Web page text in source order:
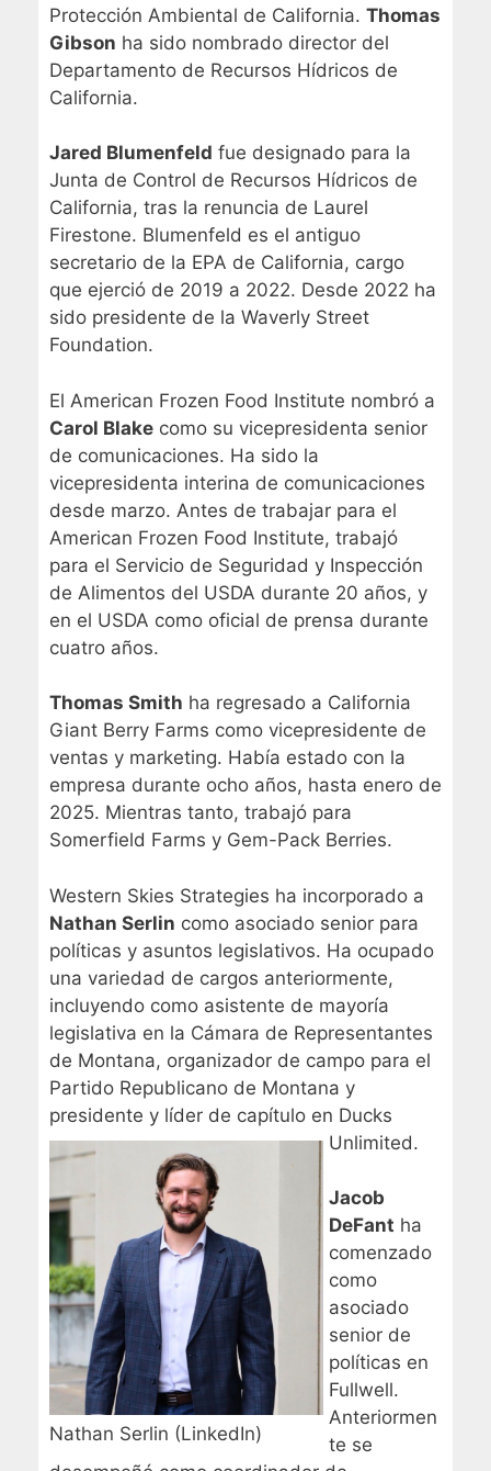
Protección Ambiental de California. Thomas
Gibson ha sido nombrado director del
Departamento de Recursos Hídricos de
California.
Jared Blumenfeld fue designado para la
Junta de Control de Recursos Hídricos de
California, tras la renuncia de Laurel
Firestone. Blumenfeld es el antiguo
secretario de la EPA de California, cargo
que ejerció de 2019 a 2022. Desde 2022 ha
sido presidente de la Waverly Street
Foundation.
El American Frozen Food Institute nombró a
Carol Blake como su vicepresidenta senior
de comunicaciones. Ha sido la
vicepresidenta interina de comunicaciones
desde marzo. Antes de trabajar para el
American Frozen Food Institute, trabajó
para el Servicio de Seguridad y Inspección
de Alimentos del USDA durante 20 años, y
en el USDA como oficial de prensa durante
cuatro años.
Thomas Smith ha regresado a California
Giant Berry Farms como vicepresidente de
ventas y marketing. Había estado con la
empresa durante ocho años, hasta enero de
2025. Mientras tanto, trabajó para
Somerfield Farms y Gem-Pack Berries.
Western Skies Strategies ha incorporado a
Nathan Serlin como asociado senior para
políticas y asuntos legislativos. Ha ocupado
una variedad de cargos anteriormente,
incluyendo como asistente de mayoría
legislativa en la Cámara de Representantes
de Montana, organizador de campo para el
Partido Republicano de Montana y
presidente y líder de capítulo en Ducks
Unlimited.
Nathan Serlin (LinkedIn)
Jacob
DeFant ha
comenzado
como
asociado
senior de
políticas en
Fullwell.
Anteriormen
te se